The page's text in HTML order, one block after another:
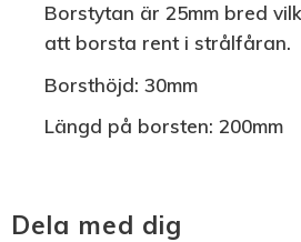
Borstytan är 25mm bred
att borsta rent i strålfåran.
Borsthöjd: 30mm
Längd på borsten: 200mm
Dela med dig